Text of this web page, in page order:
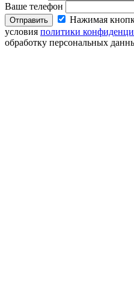
Ваше телефон
Отправить
Нажимая
условия политики
обработку персональных